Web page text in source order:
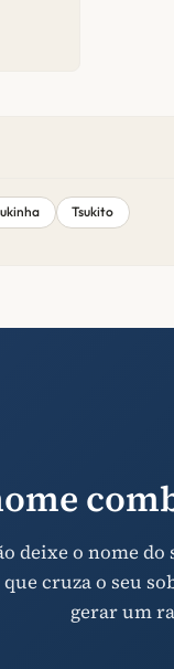
Tsukito
deixe o nome
que cruza o seu
gerar um